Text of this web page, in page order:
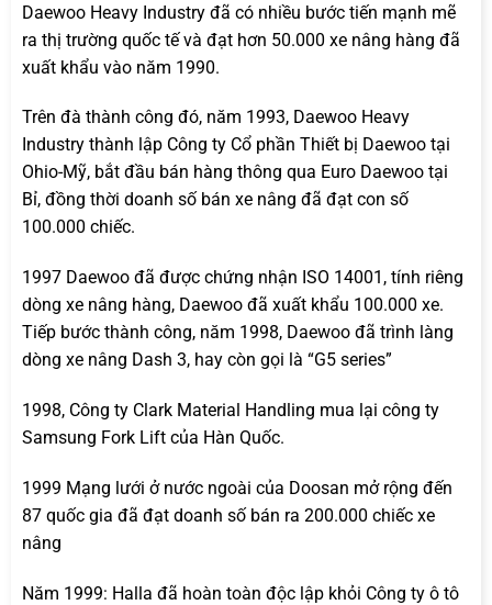
Daewoo Heavy Industry đã có nhiều bước tiến mạnh mẽ
ra thị trường quốc tế và đạt hơn 50.000 xe nâng hàng đã
xuất khẩu vào năm 1990.
Trên đà thành công đó, năm 1993, Daewoo Heavy
Industry thành lập Công ty Cổ phần Thiết bị Daewoo tại
Ohio-Mỹ, bắt đầu bán hàng thông qua Euro Daewoo tại
Bỉ, đồng thời doanh số bán xe nâng đã đạt con số
100.000 chiếc.
1997 Daewoo đã được chứng nhận ISO 14001, tính riêng
dòng xe nâng hàng, Daewoo đã xuất khẩu 100.000 xe.
Tiếp bước thành công, năm 1998, Daewoo đã trình làng
dòng xe nâng Dash 3, hay còn gọi là “G5 series”
1998, Công ty Clark Material Handling mua lại công ty
Samsung Fork Lift của Hàn Quốc.
1999 Mạng lưới ở nước ngoài của Doosan mở rộng đến
87 quốc gia đã đạt doanh số bán ra 200.000 chiếc xe
nâng
Năm 1999: Halla đã hoàn toàn độc lập khỏi Công ty ô tô